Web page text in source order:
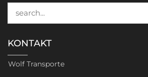
KONTAKT
Wolf Transporte